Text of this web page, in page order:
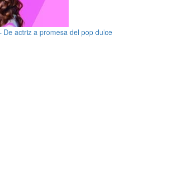
De actriz a promesa del pop dulce